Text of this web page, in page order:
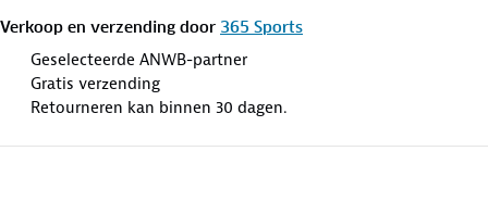
Verkoop en verzending door 365 Sports
Geselecteerde ANWB-partner
Gratis verzending
Retourneren kan binnen 30 dagen.